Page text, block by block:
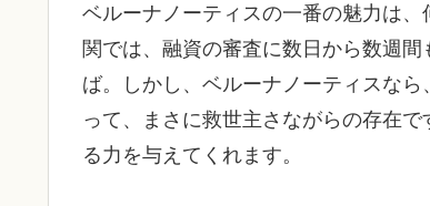
ベルーナノーティスの一番の魅力は
関では、融資の審査に数日から数週
ば。しかし、ベルーナノーティスな
って、まさに救世主さながらの存在
る力を与えてくれます。